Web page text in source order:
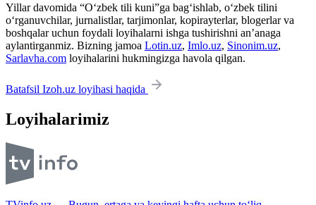
Yillar davomida “O‘zbek tili kuni”ga bag‘ishlab, o‘zbek tilini
o‘rganuvchilar, jurnalistlar, tarjimonlar, kopirayterlar, blogerlar va
boshqalar uchun foydali loyihalarni ishga tushirishni an’anaga
aylantirganmiz. Bizning jamoa Lotin.uz, Imlo.uz, Sinonim.uz,
Sarlavha.com loyihalarini hukmingizga havola qilgan.
Batafsil Izoh.uz loyihasi haqida
Loyihalarimiz